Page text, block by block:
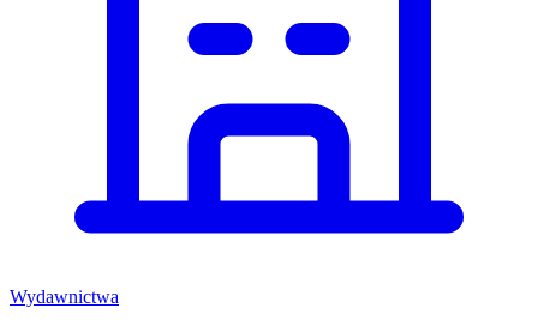
Wydawnictwa